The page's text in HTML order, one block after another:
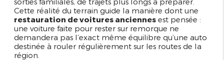
Cette réalité du terrain guide la manière dont une
restauration de voitures anciennes est pensée :
une voiture faite pour rester sur remorque ne
demandera pas l’exact même équilibre qu’une auto
destinée à rouler régulièrement sur les routes de la
région.